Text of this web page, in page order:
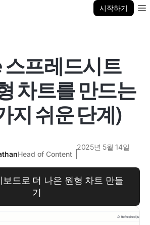
시작하기
프레드시트
차트를 만드는
지 쉬운 단계)
Head of Content
2025년 5월 14일
드로 더 나은 원형 차트 만들
기